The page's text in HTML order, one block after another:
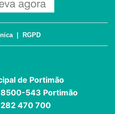
| RGPD
de Portimão
8500-543 Portimão
470 700